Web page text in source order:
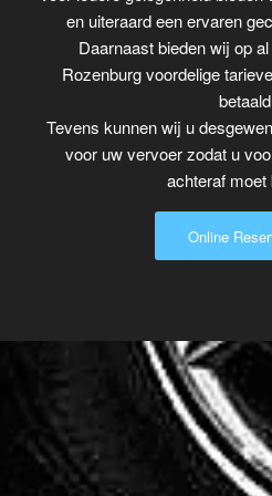
en uiteraard een ervaren
Daarnaast bieden wij op
Rozenburg voordelige
Tevens kunnen wij u
voor uw vervoer zodat u
achteraf moet
Online